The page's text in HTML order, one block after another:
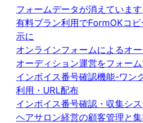
フォームデータが消えていま
有料プラン利用でFormOKコ
示に
オンラインフォームによるオ
オーディション運営をフォー
インボイス番号確認機能-ワン
利用・URL配布
インボイス番号確認・収集シ
ヘアサロン経営の顧客管理と